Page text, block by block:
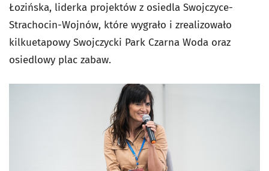
Łozińska, liderka projektów z osiedla Swojczyce-
Strachocin-Wojnów, które wygrało i zrealizowało
kilkuetapowy Swojczycki Park Czarna Woda oraz
osiedlowy plac zabaw.